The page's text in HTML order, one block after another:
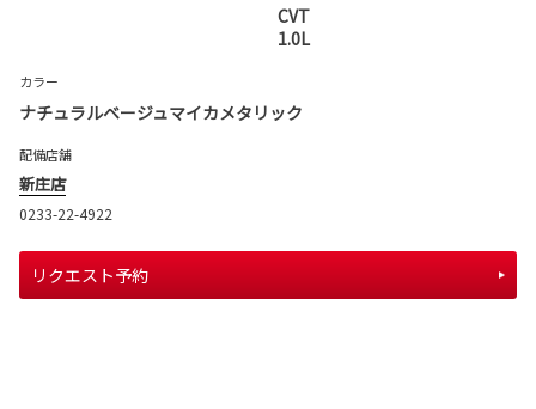
CVT
1.0L
カラー
ナチュラルベージュマイカメタリック
配備店舗
新庄店
0233-22-4922
リクエスト予約